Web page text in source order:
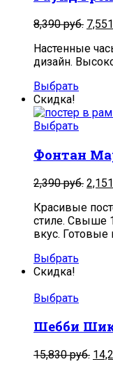
8,390руб.
8,390
7,551
Настенные
дизайн.
Выбрать
Скидка!
Выбрать
Фонтан
2,390руб. 2,151
Красивые
стиле. Свыше
вкус. Готовые
Выбрать
Скидка!
Выбрать
Шебби
15,830руб.